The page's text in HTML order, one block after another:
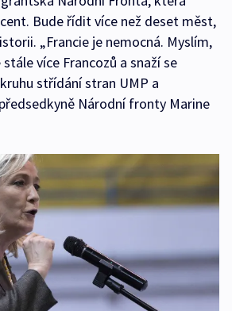
Bude řídit více než deset měst,
„Francie je nemocná. Myslím,
více Francozů a snaží se
střídání stran UMP a
Národní fronty Marine